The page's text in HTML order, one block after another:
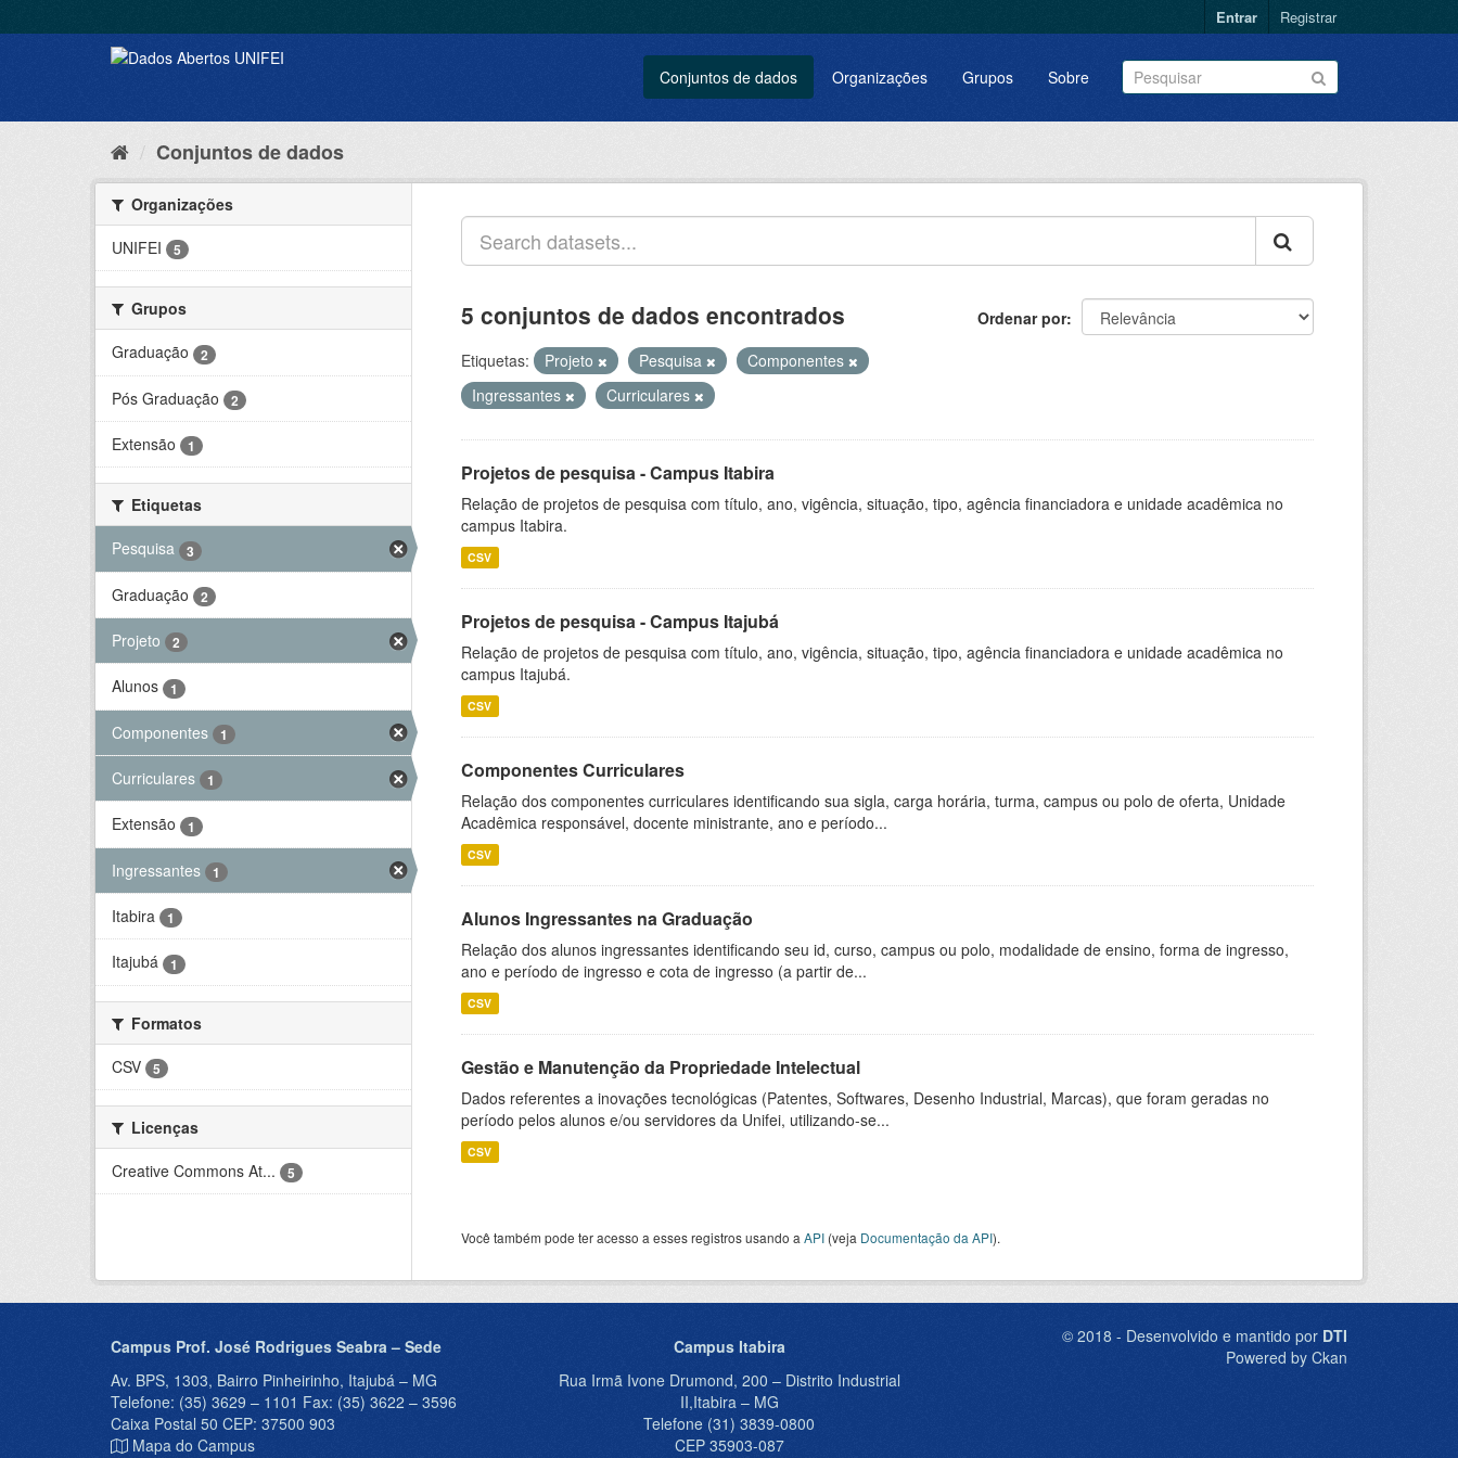
Entrar Registrar
Conjuntos de dados Organizações Grupos Sobre
Conjuntos de dados
Organizações
UNIFEI
5
Grupos
Graduação
2
Pós Graduação 2
Extensão 1
Etiquetas
Pesquisa
3
Graduação 2
Projeto 2
Alunos 1
Componentes 1
Curriculares 1
Extensão 1
Ingressantes 1
Itabira 1
Itajubá 1
Formatos
CSV
5
Licenças
Creative Commons At...
5
Ordenar por
5 conjuntos de dados encontrados
Etiquetas: Projeto Pesquisa
Componentes
Ingressantes
Curriculares
Projetos de pesquisa - Campus Itabira
Relação de projetos de pesquisa com título, ano, vigência, situação, tipo, agência financiadora e unidade acadêmica no
campus Itabira.
CSV
Projetos de pesquisa - Campus Itajubá
Relação de projetos de pesquisa com título, ano, vigência, situação, tipo, agência financiadora e unidade acadêmica no
campus Itajubá.
CSV
Componentes Curriculares
Relação dos componentes curriculares identificando sua sigla, carga horária, turma, campus ou polo de oferta, Unidade
Acadêmica responsável, docente ministrante, ano e período...
CSV
Alunos Ingressantes na Graduação
Relação dos alunos ingressantes identificando seu id, curso, campus ou polo, modalidade de ensino, forma de ingresso,
ano e período de ingresso e cota de ingresso (a partir de...
CSV
Gestão e Manutenção da Propriedade Intelectual
Dados referentes a inovações tecnológicas (Patentes, Softwares, Desenho Industrial, Marcas), que foram geradas no
período pelos alunos e/ou servidores da Unifei, utilizando-se...
CSV
Você também pode ter acesso a esses registros usando a API (veja Documentação da API).
Campus Prof. José Rodrigues Seabra – Sede
Av. BPS, 1303, Bairro Pinheirinho, Itajubá – MG
Telefone: (35) 3629 – 1101 Fax: (35) 3622 – 3596
Caixa Postal 50 CEP: 37500 903
Mapa do Campus
Campus Itabira
Rua Irmã Ivone Drumond, 200 – Distrito Industrial
II,Itabira – MG
Telefone (31) 3839-0800
CEP 35903-087
© 2018 - Desenvolvido e mantido por DTI
Powered by Ckan